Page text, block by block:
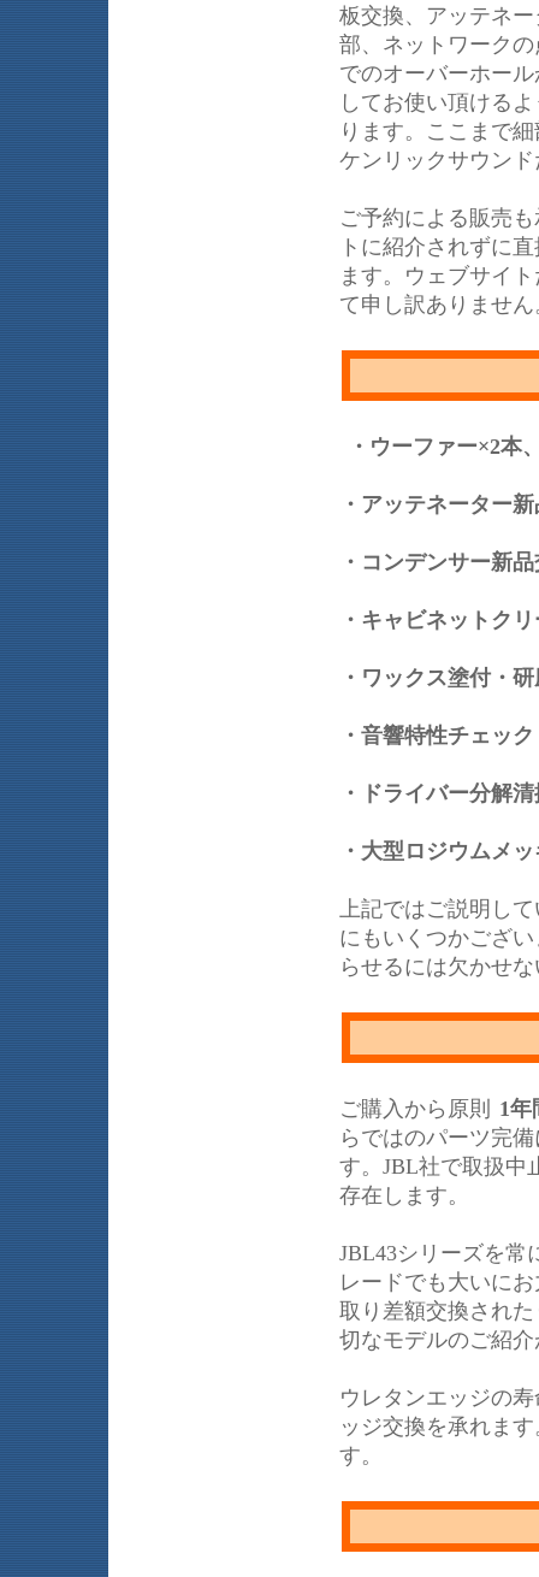
板交換、アッテネ
部、ネットワーク
でのオーバーホー
してお使い頂ける
ります。ここまで
ケンリックサウン
ご予約による販売
トに紹介されずに
ます。ウェブサイ
て申し訳ありません
・ウーファー×2
・アッテネーター
・コンデンサー新
・キャビネットク
・ワックス塗付・
・音響特性チェッ
・ドライバー分解
・大型ロジウムメ
上記ではご説明し
にもいくつかござ
らせるには欠かせ
ご購入から原則
1年
らではのパーツ完
す。JBL社で取扱中
存在します。
JBL43シリーズを常
レードでも大いに
取り差額交換され
切なモデルのご紹
ウレタンエッジの
ッジ交換を承れま
す。